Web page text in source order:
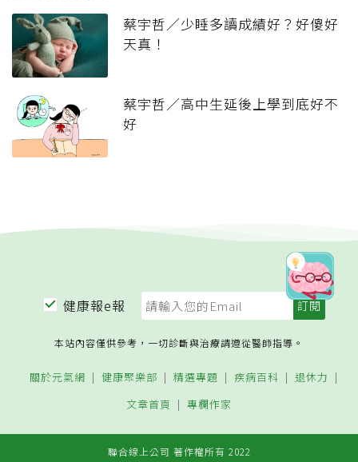
蔡宇哲／少睡多讀成績好？好傻好
天真！
蔡宇哲／高中生延後上學到底好不
好
健康報e報
本站內容僅供參考，一切診斷與治療請遵從醫師指導。
關於元氣網 健康聚樂部 精選專題 疾病百科
退休力
文章首頁
專欄作家
聯合線上公司 著作權所有 2022